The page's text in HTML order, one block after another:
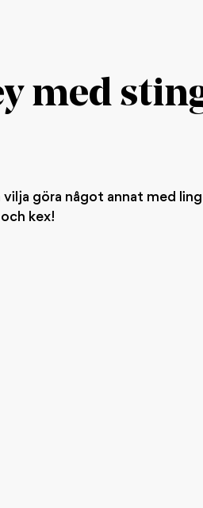
med
vilja göra något annat med
kex!